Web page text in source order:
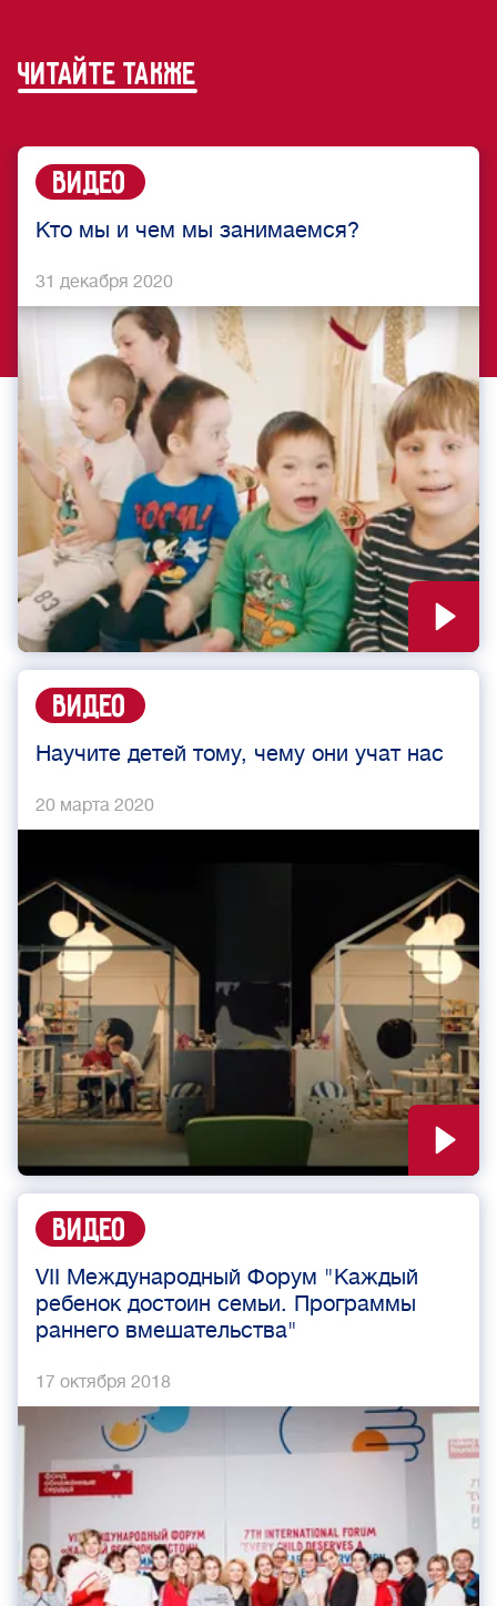
читайте также
Видео
Кто мы и чем мы занимаемся?
31 декабря 2020
Видео
Научите детей тому, чему они учат нас
20 марта 2020
Видео
VII Международный Форум "Каждый
ребенок достоин семьи. Программы
раннего вмешательства"
17 октября 2018